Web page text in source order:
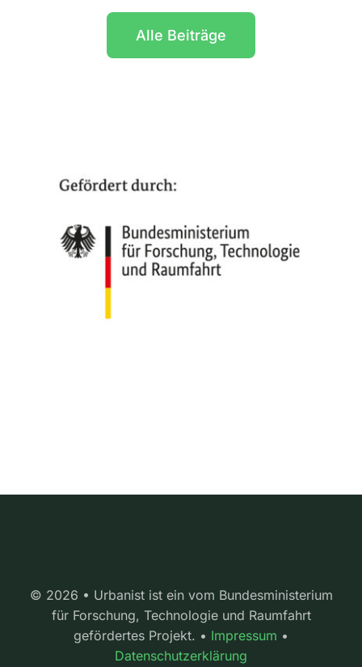
Alle Beiträge
© 2026 • Urbanist ist ein vom Bundesministerium
für Forschung, Technologie und Raumfahrt
gefördertes Projekt. • Impressum •
Datenschutzerklärung